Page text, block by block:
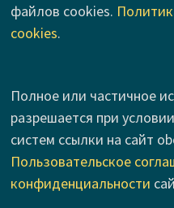
файлов cookies.
cookies.
Полное или частичное
разрешается при
систем ссылки на сайт
Пользовательское
конфиденциальности